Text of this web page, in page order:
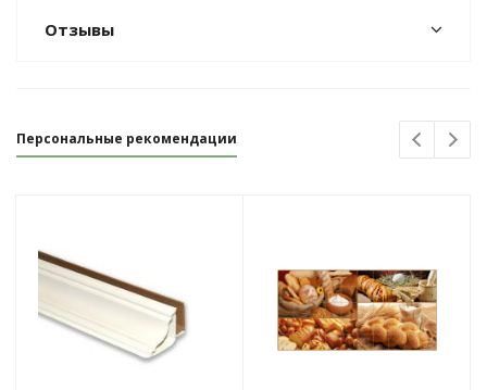
Отзывы
Персональные рекомендации